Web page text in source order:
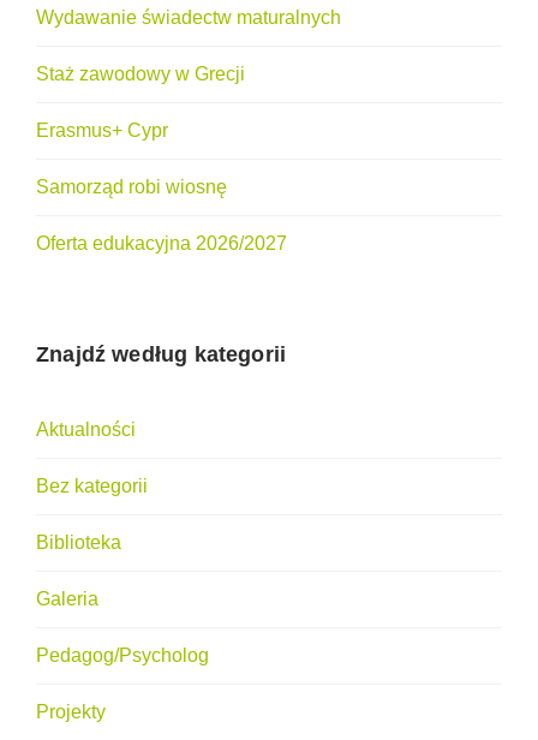
Wydawanie świadectw maturalnych
Staż zawodowy w Grecji
Erasmus+ Cypr
Samorząd robi wiosnę
Oferta edukacyjna 2026/2027
Znajdź według kategorii
Aktualności
Bez kategorii
Biblioteka
Galeria
Pedagog/Psycholog
Projekty